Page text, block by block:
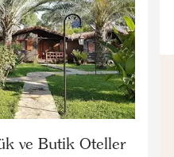
ve Butik Oteller